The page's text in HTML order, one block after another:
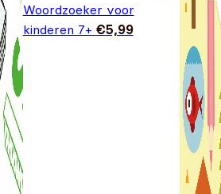
Woordzoeker voor
kinderen 7+ €5,99